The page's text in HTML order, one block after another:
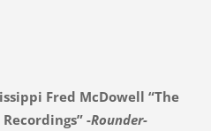
Fred McDowell “The
-Rounder-